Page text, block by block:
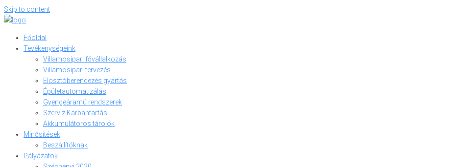
Skip to content
Főoldal
Tevékenységeink
Villamosipari fővállalkozás
Villamosipari tervezés
Elosztóberendezés gyártás
Épületautomatizálás
Gyengeáramú rendszerek
Szerviz Karbantartás
Akkumulátoros tárolók
Minősítések
Beszállítóknak
Pályázatok